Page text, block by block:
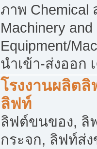
ภาพ Chemical
Machinery
Equipment/
นำเข้า-ส่งออก
โรงงานผลิต
ลิฟท์
ลิฟต์ขนของ, ลิ
กระจก, ลิฟท์ส่